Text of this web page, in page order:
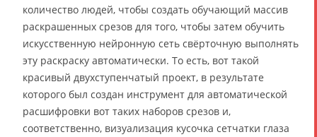
количество людей, чтобы создать обучающий массив
раскрашенных срезов для того, чтобы затем обучить
искусственную нейронную сеть свёрточную выполнять
эту раскраску автоматически. То есть, вот такой
красивый двухступенчатый проект, в результате
которого был создан инструмент для автоматической
расшифровки вот таких наборов срезов и,
соответственно, визуализация кусочка сетчатки глаза